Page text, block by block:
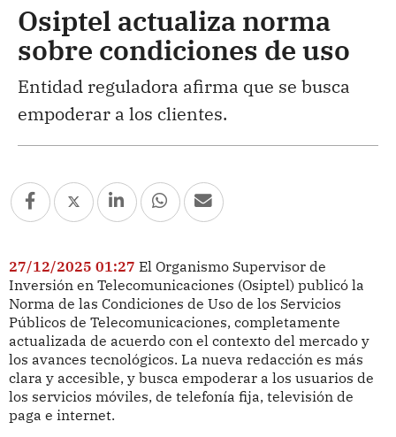
Osiptel actualiza norma
sobre condiciones de uso
Entidad reguladora afirma que se busca
empoderar a los clientes.
27/12/2025 01:27 El Organismo Supervisor de
Inversión en Telecomunicaciones (Osiptel) publicó la
Norma de las Condiciones de Uso de los Servicios
Públicos de Telecomunicaciones, completamente
actualizada de acuerdo con el contexto del mercado y
los avances tecnológicos. La nueva redacción es más
clara y accesible, y busca empoderar a los usuarios de
los servicios móviles, de telefonía fija, televisión de
paga e internet.